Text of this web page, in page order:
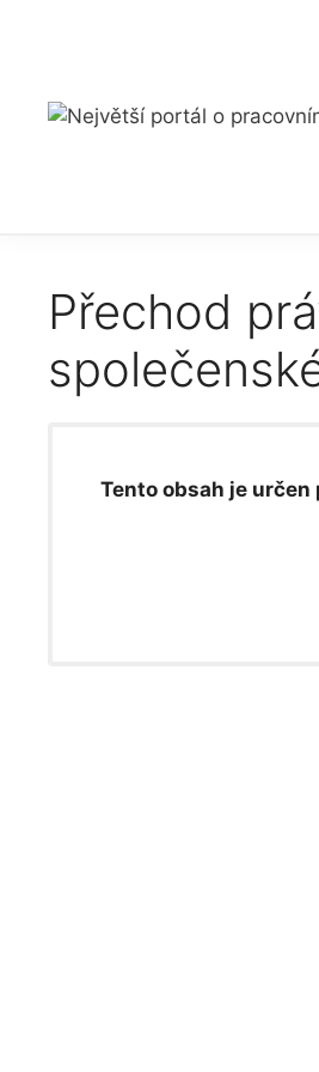
Přechod
Tento obsah je